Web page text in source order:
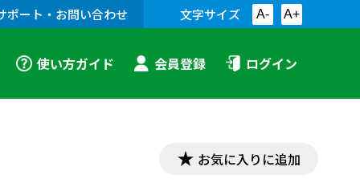
ポート・お問い合わせ 文字サイズ A- A+
使い方ガイド 会員登録 ログイン
お気に入りに追加